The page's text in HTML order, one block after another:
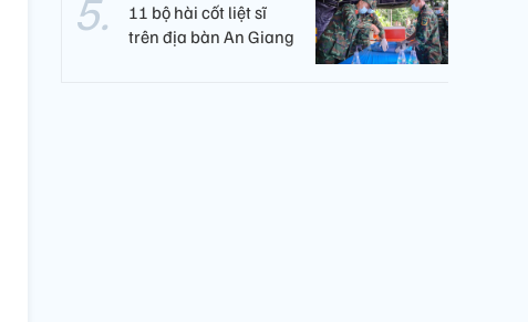
11 bộ hài cốt liệt sĩ
trên địa bàn An Giang